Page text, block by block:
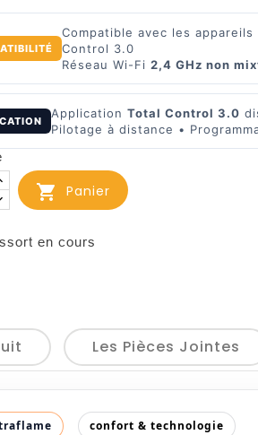
Compatible avec les appareils
Control 3.0
Réseau Wi-Fi 2,4 GHz non
Application Total Control 3.0
Pilotage à distance •
 Panier
en cours
Les Pièces Jointes
confort & technologie